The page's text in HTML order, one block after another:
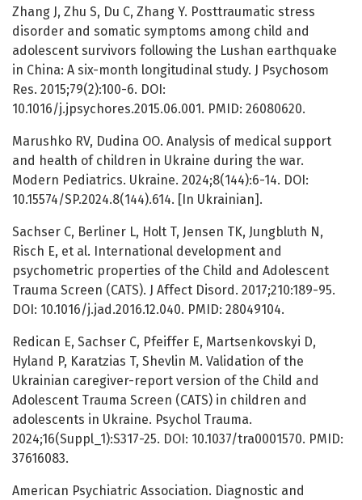
Zhang J, Zhu S, Du C, Zhang Y. Posttraumatic stress
disorder and somatic symptoms among child and
adolescent survivors following the Lushan earthquake
in China: A six-month longitudinal study. J Psychosom
Res. 2015;79(2):100-6. DOI:
10.1016/j.jpsychores.2015.06.001. PMID: 26080620.
Marushko RV, Dudina OО. Analysis of medical support
and health of children in Ukraine during the war.
Modern Pediatrics. Ukraine. 2024;8(144):6-14. DOI:
10.15574/SP.2024.8(144).614. [In Ukrainian].
Sachser C, Berliner L, Holt T, Jensen TK, Jungbluth N,
Risch E, et al. International development and
psychometric properties of the Child and Adolescent
Trauma Screen (CATS). J Affect Disord. 2017;210:189-95.
DOI: 10.1016/j.jad.2016.12.040. PMID: 28049104.
Redican E, Sachser C, Pfeiffer E, Martsenkovskyi D,
Hyland P, Karatzias T, Shevlin M. Validation of the
Ukrainian caregiver-report version of the Child and
Adolescent Trauma Screen (CATS) in children and
adolescents in Ukraine. Psychol Trauma.
2024;16(Suppl_1):S317-25. DOI: 10.1037/tra0001570. PMID:
37616083.
American Psychiatric Association. Diagnostic and